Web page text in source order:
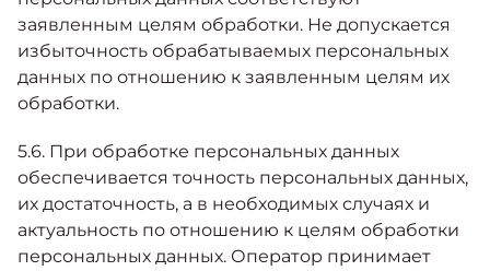
заявленным целям обработки. Не допускается
избыточность обрабатываемых персональных
данных по отношению к заявленным целям их
обработки.
5.6. При обработке персональных данных
обеспечивается точность персональных данных,
их достаточность, а в необходимых случаях и
актуальность по отношению к целям обработки
персональных данных. Оператор принимает